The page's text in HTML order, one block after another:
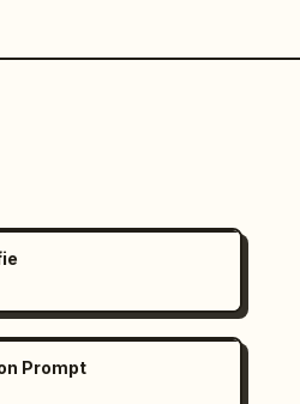
Prompt